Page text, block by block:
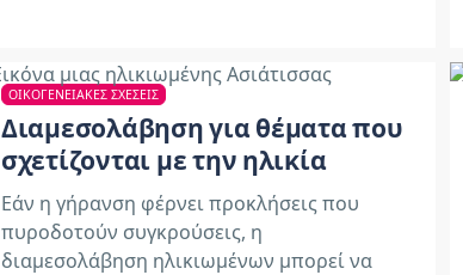
ΟΙΚΟΓΕΝΕΙΑΚΈΣ ΣΧΈΣΕΙΣ
Διαμεσολάβηση για θέματα που
σχετίζονται με την ηλικία
Εάν η γήρανση φέρνει προκλήσεις που
πυροδοτούν συγκρούσεις, η
διαμεσολάβηση ηλικιωμένων μπορεί να